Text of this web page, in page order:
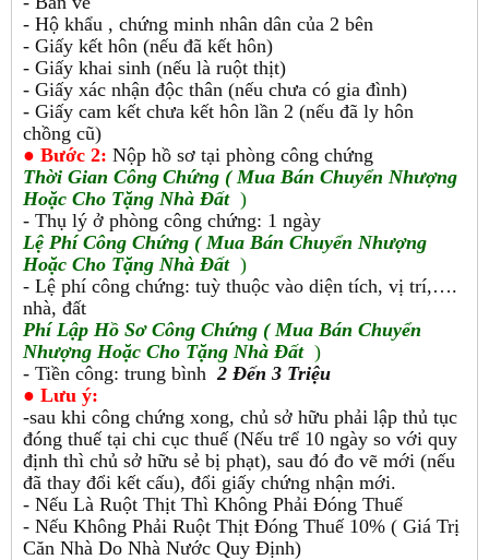
- Hộ khẩu , chứng minh nhân dân của 2 bên
- Giấy kết hôn (nếu đã kết hôn)
- Giấy khai sinh (nếu là ruột thịt)
- Giấy xác nhận độc thân (nếu chưa có gia đình)
- Giấy cam kết chưa kết hôn lần 2 (nếu đã ly hôn
chồng cũ)
● Bước 2: Nộp hồ sơ tại phòng công chứng
Thời Gian Công Chứng ( Mua Bán Chuyển Nhượng
Hoặc Cho Tặng Nhà Đất )
- Thụ lý ở phòng công chứng: 1 ngày
Lệ Phí Công Chứng ( Mua Bán Chuyển Nhượng
Hoặc Cho Tặng Nhà Đất )
- Lệ phí công chứng: tuỳ thuộc vào diện tích, vị trí,….
nhà, đất
Phí Lập Hồ Sơ Công Chứng ( Mua Bán Chuyển
Nhượng Hoặc Cho Tặng Nhà Đất )
- Tiền công: trung bình 2 Đến 3 Triệu
● Lưu ý:
-sau khi công chứng xong, chủ sở hữu phải lập thủ tục
đóng thuế tại chi cục thuế (Nếu trể 10 ngày so với quy
định thì chủ sở hữu sẻ bị phạt), sau đó đo vẽ mới (nếu
đã thay đổi kết cấu), đổi giấy chứng nhận mới.
- Nếu Là Ruột Thịt Thì Không Phải Đóng Thuế
- Nếu Không Phải Ruột Thịt Đóng Thuế 10% ( Giá Trị
Căn Nhà Do Nhà Nước Quy Định)